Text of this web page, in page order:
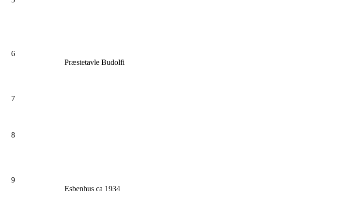
6
Præstetavle Budolfi
7
8
9
Esbenhus ca 1934